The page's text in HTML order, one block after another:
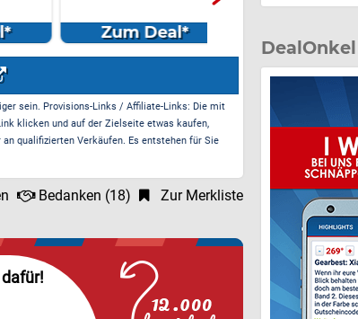
Zum Deal*
Lebensmittel
sein. Provisions-Links / Affiliate-Links: Die mit
klicken und auf der Zielseite etwas kaufen,
qualifizierten Verkäufen. Es entstehen für Sie
Bedanken (18) Zur Merkliste